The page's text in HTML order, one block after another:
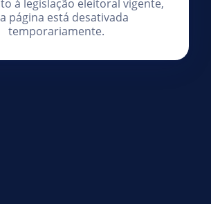
à legislação eleitoral vigente,
página está desativada
temporariamente.